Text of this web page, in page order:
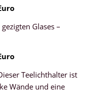
Glases –
Teelichthalter ist
Wände und eine